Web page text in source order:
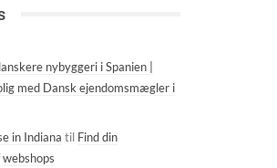
nybyggeri i Spanien |
med Dansk ejendomsmægler i
in Indiana til Find din